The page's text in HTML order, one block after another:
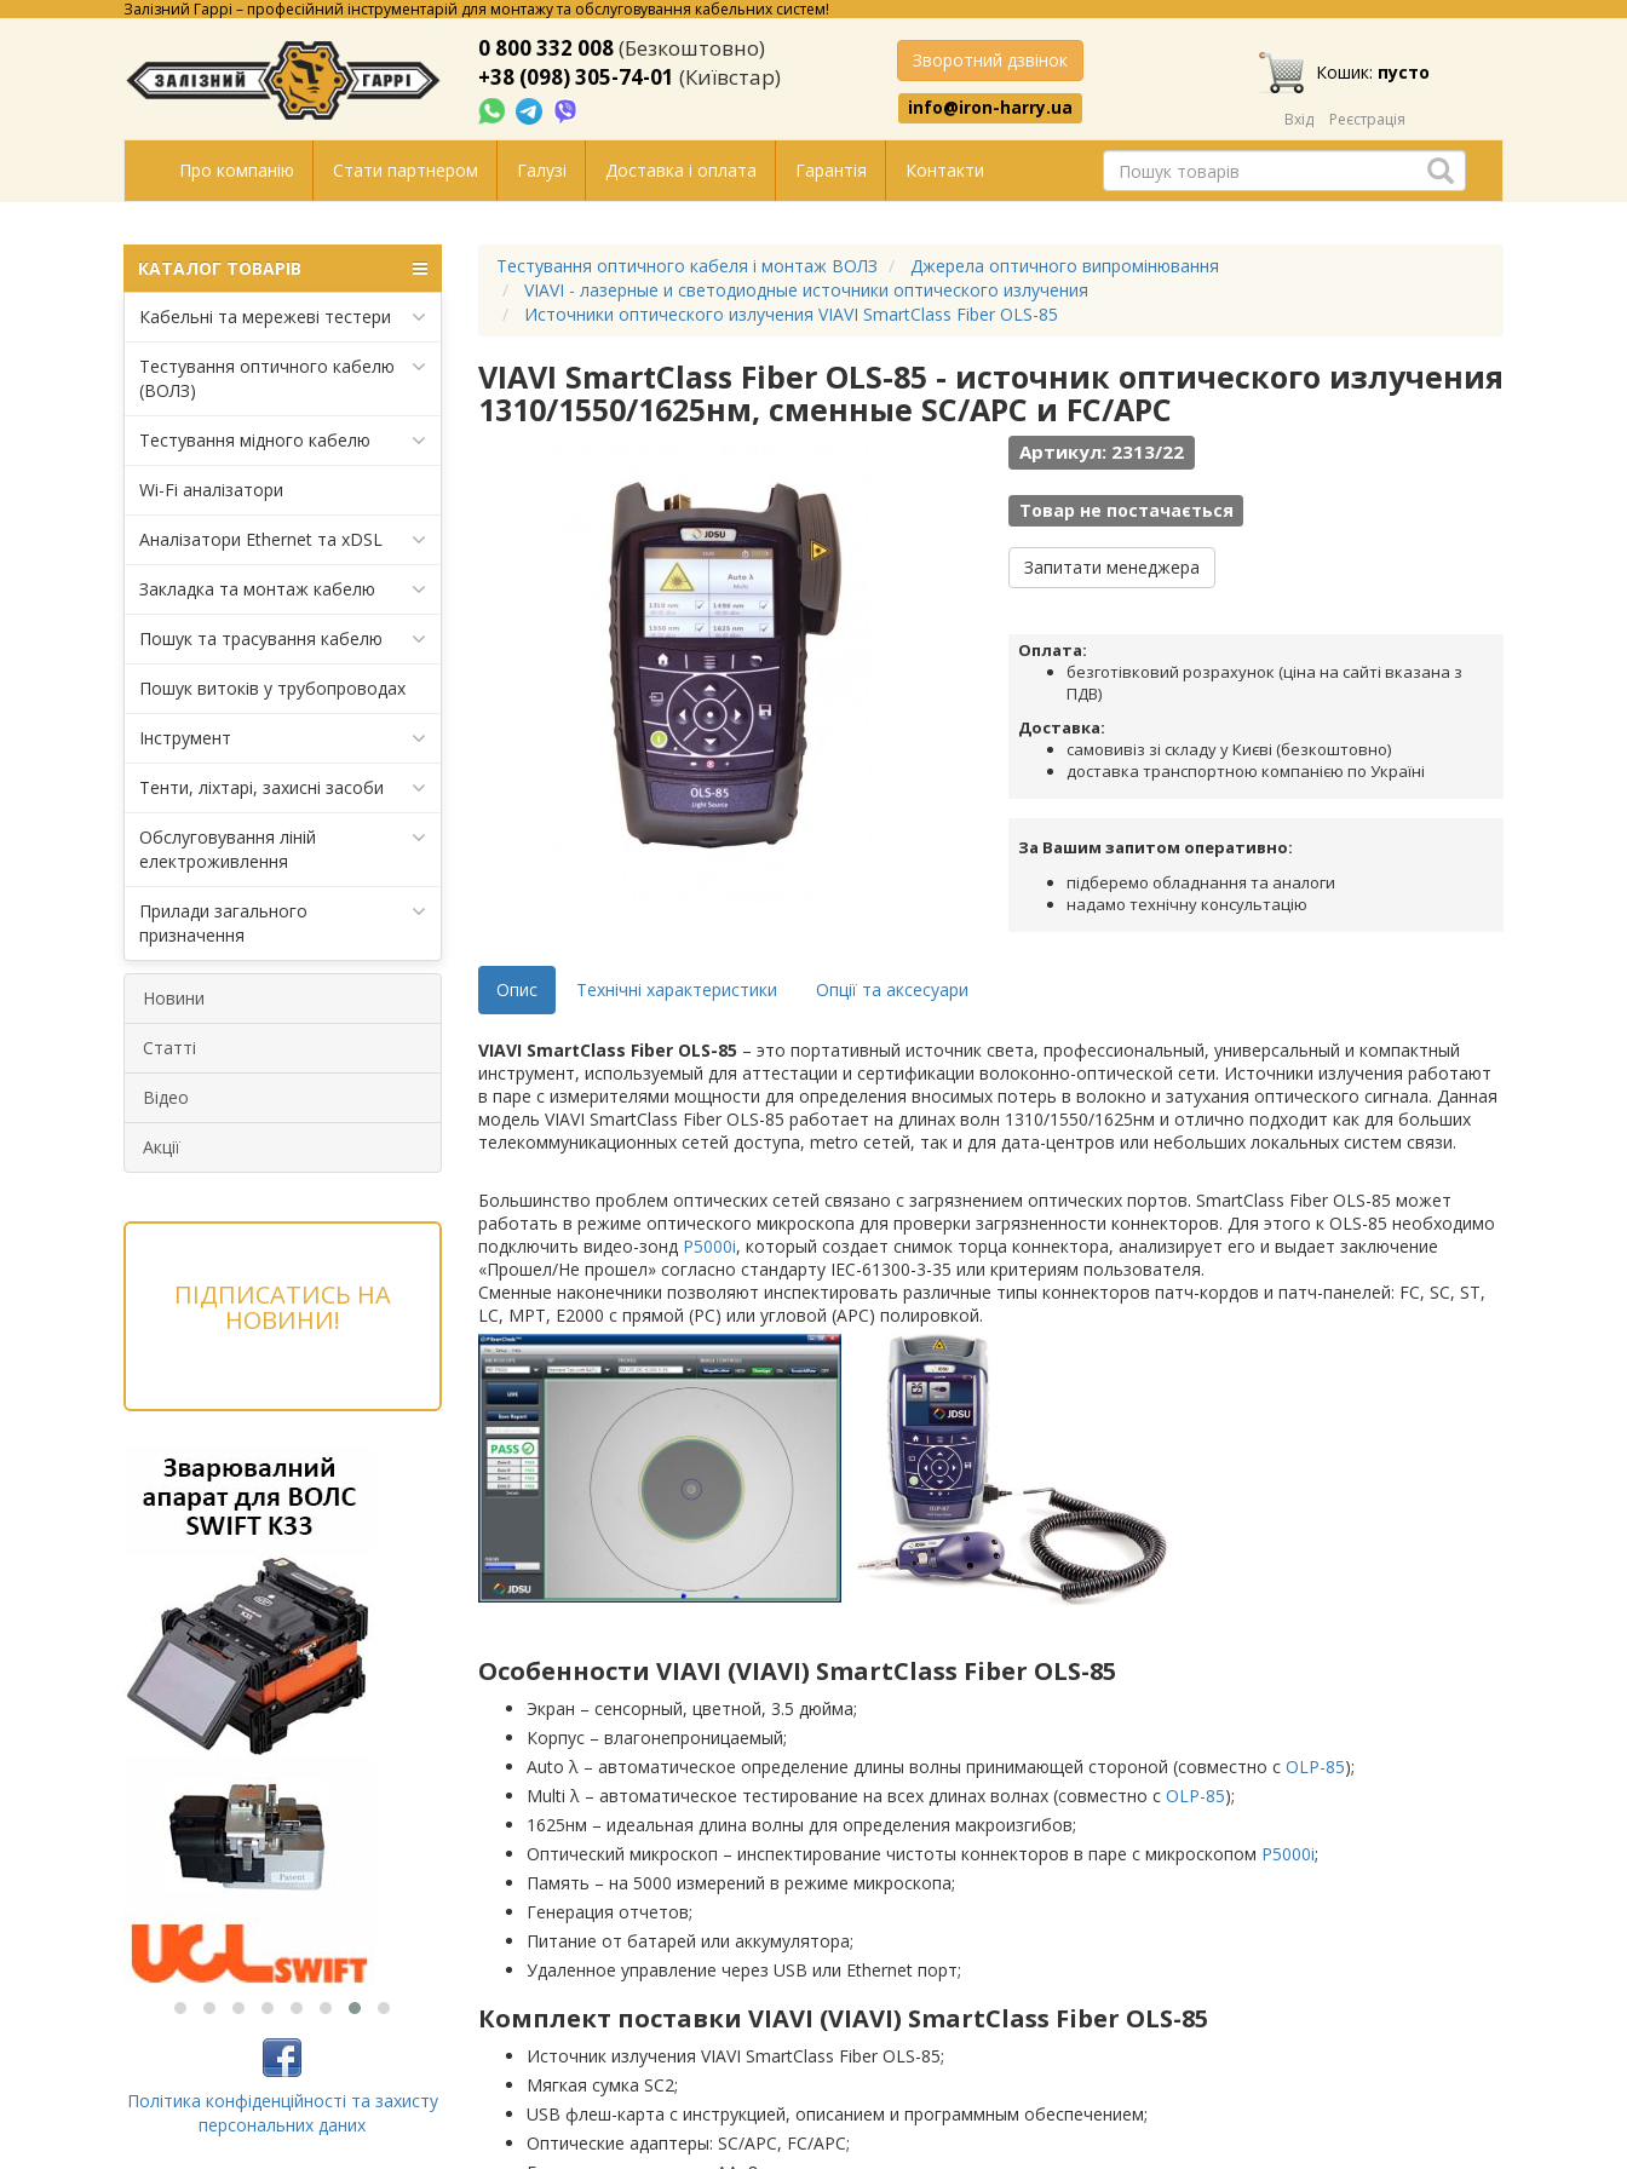
Залізний Гаррі – професійний інструментарій для монтажу та обслуговування кабельних систем!
0 800 332 008(Безкоштовно)
+38 (098) 305-74-01 (Київстар)
Зворотний дзвінок
info@iron-harry.ua
Кошик: пусто
Вхід Реєстрація
Про компанію Стати партнером Галузі Доставка і оплата Гарантія Контакти
КАТАЛОГ ТОВАРІВ
Кабельні та мережеві тестери
Тестування оптичного кабелю
(ВОЛЗ)
Тестування мідного кабелю
Wi-Fi аналізатори
Аналізатори Ethernet та xDSL
Закладка та монтаж кабелю
Пошук та трасування кабелю
Пошук витоків у трубопроводах
Інструмент
Тенти, ліхтарі, захисні засоби
Обслуговування ліній
електроживлення
Прилади загального
призначення
Новини
Статті
Відео
Акції
ПІДПИСАТИСЬ НА
НОВИНИ!
Політика конфіденційності та захисту
персональних даних
Тестування оптичного кабеля і монтаж ВОЛЗ
Джерела оптичного випромінювання
VIAVI - лазерные и светодиодные источники оптического излучения
Источники оптического излучения VIAVI SmartClass Fiber OLS-85
VIAVI SmartClass Fiber OLS-85 - источник оптического излучения
1310/1550/1625нм, сменные SC/APC и FC/APC
Артикул: 2313/22
Товар не постачається
Запитати менеджера
Оплата:
безготівковий розрахунок (ціна на сайті вказана з
ПДВ)
Доставка:
самовивіз зі складу у Києві (безкоштовно)
доставка транспортною компанією по Україні
За Вашим запитом оперативно:
підберемо обладнання та аналоги
надамо технічну консультацію
Опис Технічні характеристики Опції та аксесуари
VIAVI SmartClass Fiber OLS-85 – это портативный источник света, профессиональный, универсальный и компактный
инструмент, используемый для аттестации и сертификации волоконно-оптической сети. Источники излучения работают
в паре с измерителями мощности для определения вносимых потерь в волокно и затухания оптического сигнала. Данная
модель VIAVI SmartClass Fiber OLS-85 работает на длинах волн 1310/1550/1625нм и отлично подходит как для больших
телекоммуникационных сетей доступа, metro сетей, так и для дата-центров или небольших локальных систем связи.
Большинство проблем оптических сетей связано с загрязнением оптических портов. SmartClass Fiber OLS-85 может
работать в режиме оптического микроскопа для проверки загрязненности коннекторов. Для этого к OLS-85 необходимо
подключить видео-зонд P5000i, который создает снимок торца коннектора, анализирует его и выдает заключение
«Прошел/Не прошел» согласно стандарту IEC-61300-3-35 или критериям пользователя.
Сменные наконечники позволяют инспектировать различные типы коннекторов патч-кордов и патч-панелей: FC, SC, ST,
LC, MPT, E2000 c прямой (PC) или угловой (APC) полировкой.
Особенности VIAVI (VIAVI) SmartClass Fiber OLS-85
Экран – сенсорный, цветной, 3.5 дюйма;
Корпус – влагонепроницаемый;
Auto λ – автоматическое определение длины волны принимающей стороной (совместно с OLP-85);
Multi λ – автоматическое тестирование на всех длинах волнах (совместно с OLP-85);
1625нм – идеальная длина волны для определения макроизгибов;
Оптический микроскоп – инспектирование чистоты коннекторов в паре с микроскопом P5000i;
Память – на 5000 измерений в режиме микроскопа;
Генерация отчетов;
Питание от батарей или аккумулятора;
Удаленное управление через USB или Ethernet порт;
Комплект поставки VIAVI (VIAVI) SmartClass Fiber OLS-85
Источник излучения VIAVI SmartClass Fiber OLS-85;
Мягкая сумка SC2;
USB флеш-карта с инструкцией, описанием и программным обеспечением;
Оптические адаптеры: SC/APC, FC/APC;